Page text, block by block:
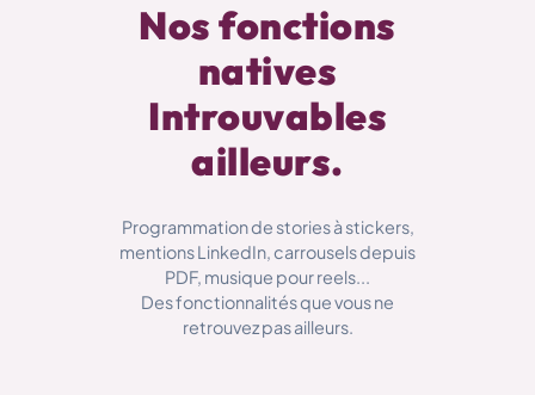
Nos fonctions
natives
Introuvables
ailleurs.
Programmation de stories à stickers,
mentions LinkedIn, carrousels depuis
PDF, musique pour reels...
Des fonctionnalités que vous ne
retrouvez pas ailleurs.